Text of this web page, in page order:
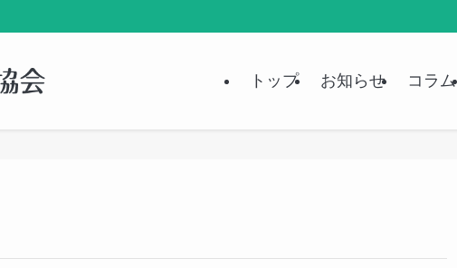
トップ お知らせ コラム